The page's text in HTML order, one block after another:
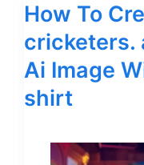
How To
cricketers.
Ai Image
shirt